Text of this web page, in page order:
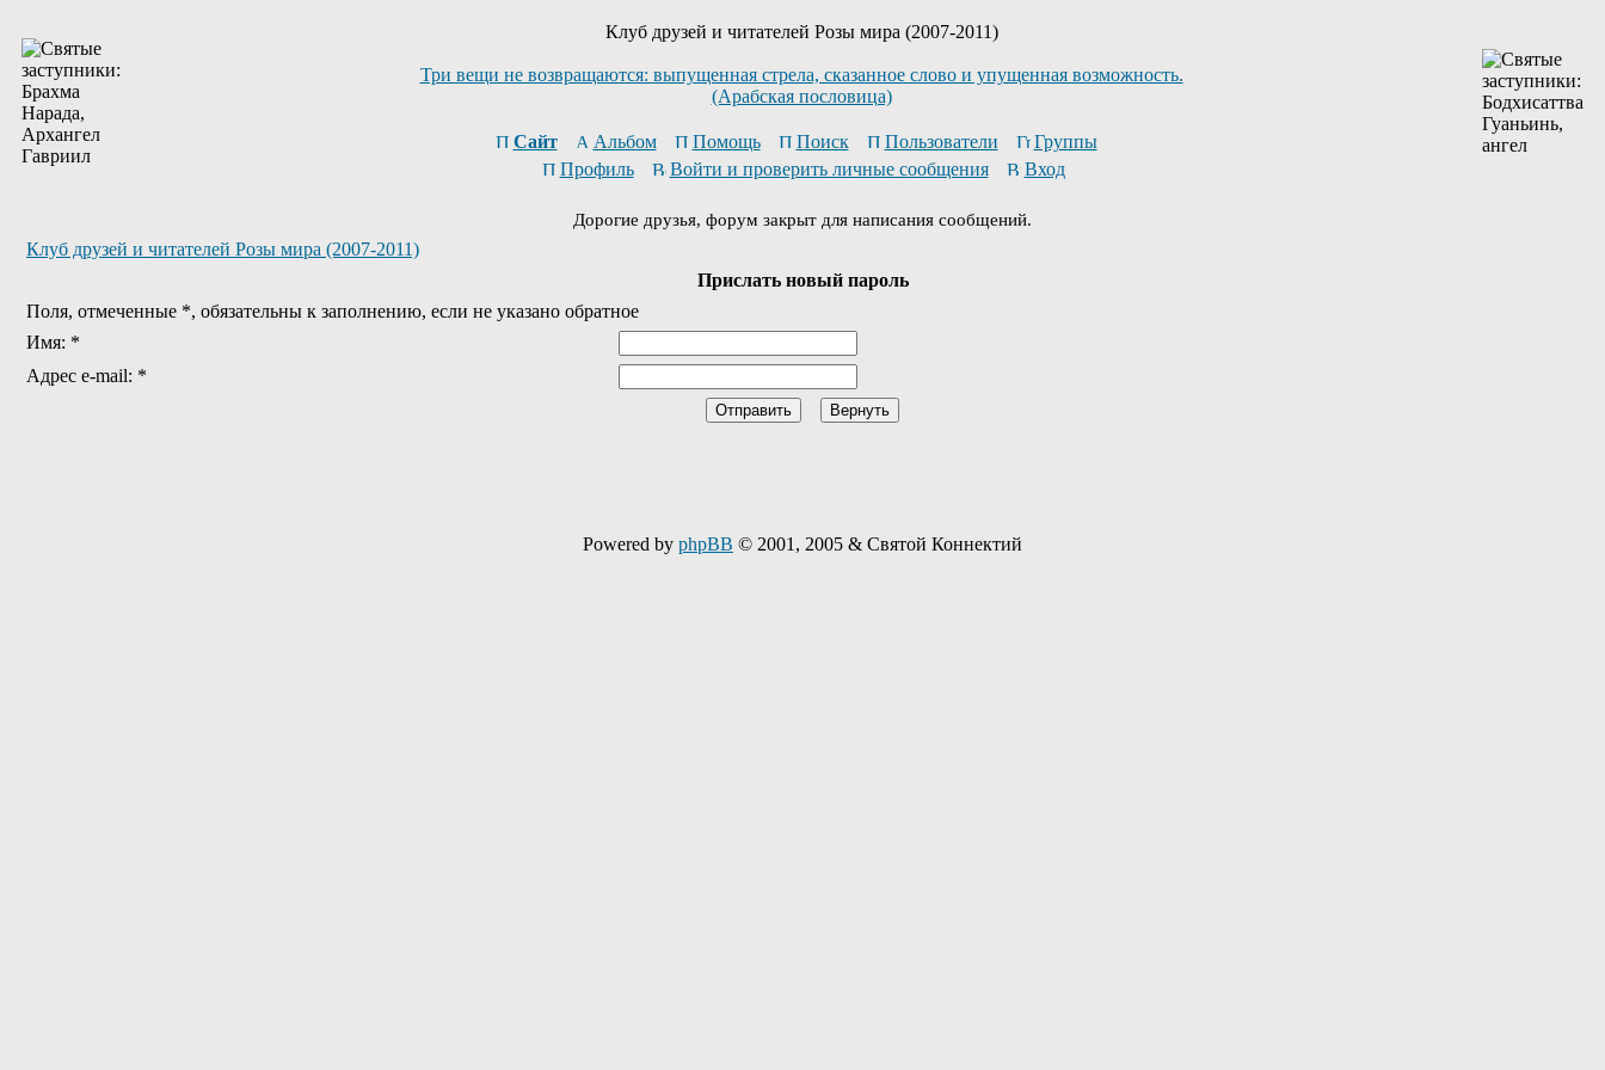
Клуб друзей и читателей Розы мира (2007-2011)
Три вещи не возвращаются: выпущенная стрела, сказанное слово и упущенная возможность.
(Арабская пословица)
Сайт Альбом Помощь Поиск Пользователи
Группы
Профиль
Войти и проверить личные сообщения Вход
Дорогие друзья, форум закрыт для написания сообщений.
Клуб друзей и читателей Розы мира (2007-2011)
Прислать новый пароль
Поля, отмеченные *, обязательны к заполнению, если не указано обратное
Имя: *
Адрес e-mail: *
Powered by phpBB © 2001, 2005 & Святой Коннектий